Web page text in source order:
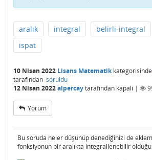
aralık integral belirli-integral
ispat
10 Nisan 2022 Lisans Matematikkategorisinde
tarafından soruldu
12 Nisan 2022alpercaytarafından kapalı |
Yorum
Bu soruda neler düşünüp denediğinizi de
fonksiyonun bir aralıkta integrallenebilir